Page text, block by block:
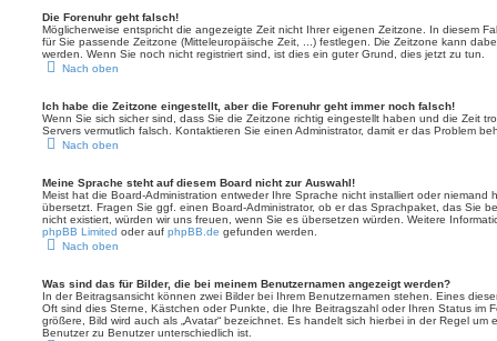
Die Forenuhr geht falsch!
Möglicherweise entspricht die angezeigte Zeit nicht Ihrer eigenen Zeitzone. In diesem
für Sie passende Zeitzone (Mitteleuropäische Zeit, ...) festlegen. Die Zeitzone kann
werden. Wenn Sie noch nicht registriert sind, ist dies ein guter Grund, dies jetzt zu tun.
Nach oben
Ich habe die Zeitzone eingestellt, aber die Forenuhr geht immer noch falsch!
Wenn Sie sich sicher sind, dass Sie die Zeitzone richtig eingestellt haben und die Zeit
Servers vermutlich falsch. Kontaktieren Sie einen Administrator, damit er das Problem
Nach oben
Meine Sprache steht auf diesem Board nicht zur Auswahl!
Meist hat die Board-Administration entweder Ihre Sprache nicht installiert oder niemand
übersetzt. Fragen Sie ggf. einen Board-Administrator, ob er das Sprachpaket, das Sie
nicht existiert, würden wir uns freuen, wenn Sie es übersetzen würden. Weitere
phpBB Limited oder auf phpBB.de gefunden werden.
Nach oben
Was sind das für Bilder, die bei meinem Benutzernamen angezeigt werden?
In der Beitragsansicht können zwei Bilder bei Ihrem Benutzernamen stehen. Eines
Oft sind dies Sterne, Kästchen oder Punkte, die Ihre Beitragszahl oder Ihren Status im
größere, Bild wird auch als „Avatar“ bezeichnet. Es handelt sich hierbei in der Regel um
Benutzer zu Benutzer unterschiedlich ist.